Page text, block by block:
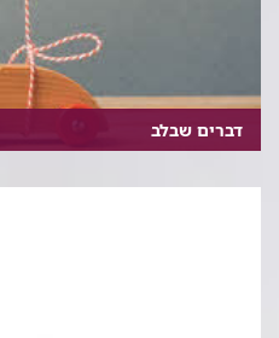
דברים שבלב